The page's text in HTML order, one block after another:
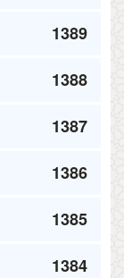
1389
1388
1387
1386
1385
1384